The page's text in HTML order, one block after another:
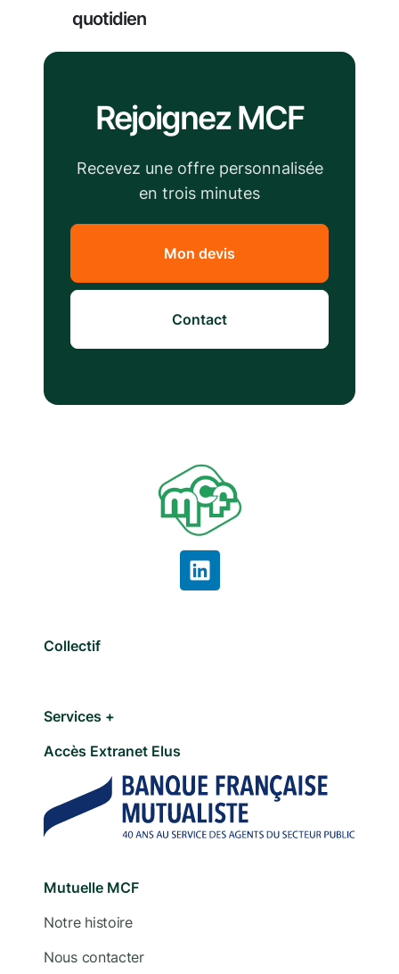
quotidien
Rejoignez MCF
Recevez une offre personnalisée
en trois minutes
Mon devis
Contact
Collectif
Services +
Accès Extranet Elus
Mutuelle MCF
Notre histoire
Nous contacter